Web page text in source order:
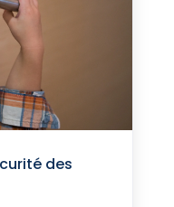
des